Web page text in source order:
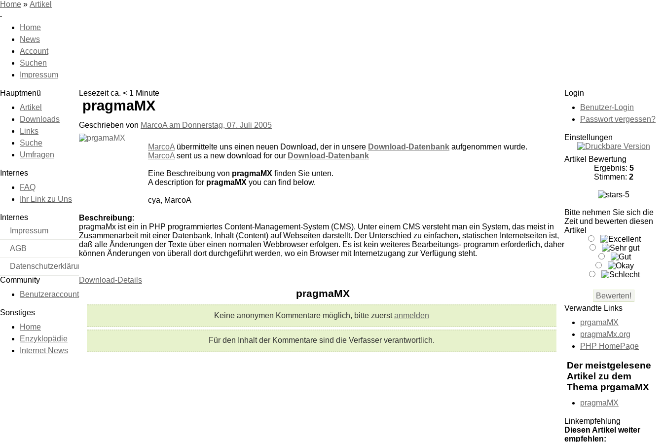
Home » Artikel
Home
News
Account
Suchen
Impressum
Hauptmenü
Artikel
Downloads
Links
Suche
Umfragen
Internes
FAQ
Ihr Link zu Uns
Internes
Impressum
AGB
Datenschutzerklärung
Community
Benutzeraccount
Sonstiges
Home
Enzyklopädie
Internet News
Lesezeit ca. < 1 Minute
pragmaMX
Geschrieben von MarcoA am Donnerstag, 07. Juli 2005
MarcoA übermittelte uns einen neuen Download, der in unsere Download-Datenbank aufgenommen wurde.
MarcoA sent us a new download for our Download-Datenbank
Eine Beschreibung von pragmaMX finden Sie unten.
A description for pragmaMX you can find below.
cya, MarcoA
Beschreibung:
pragmaMx ist ein in PHP programmiertes Content-Management-System (CMS). Unter einem CMS versteht man ein System, das meist in
Zusammenarbeit mit einer Datenbank, Inhalt (Content) auf Webseiten darstellt. Der Unterschied zu einfachen, statischen Internetseiten ist,
daß alle Änderungen der Texte über einen normalen Webbrowser erfolgen. Es ist kein weiteres Bearbeitungs- programm erforderlich, daher
können Änderungen von überall dort durchgeführt werden, wo ein Browser mit Internetzugang zur Verfügung steht.
Download-Details
pragmaMX
Keine anonymen Kommentare möglich, bitte zuerstanmelden
Für den Inhalt der Kommentare sind die Verfasser verantwortlich.
Login
Benutzer-Login
Passwort vergessen?
Einstellungen
Artikel Bewertung
Ergebnis: 5
Stimmen: 2
Bitte nehmen Sie sich die
Zeit und bewerten diesen
Artikel
Verwandte Links
prgamaMX
pragmaMx.org
PHP HomePage
Der meistgelesene
Artikel zu dem
Thema prgamaMX
pragmaMX
Linkempfehlung
Diesen Artikel weiter
empfehlen: